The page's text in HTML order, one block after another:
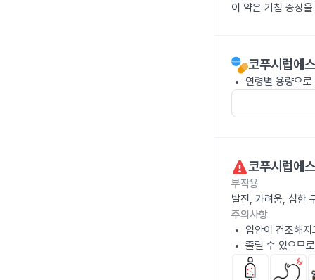
이 약은 기침 증상
코푸시럽에
연령별 용량으
코푸시럽에
부작용
발진, 가려움, 심한
주의사항
입안이 건조해
졸릴 수 있으므